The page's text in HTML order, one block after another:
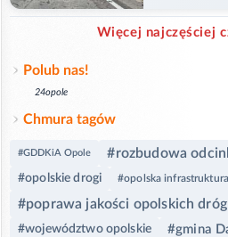
Więcej najczęściej
Polub nas!
24opole
Chmura tagów
#GDDKiA Opole #rozbudowa
#opolskie drogi #opolska infrastruktura
#poprawa jakości opolskich dróg
#województwo opolskie #gmina